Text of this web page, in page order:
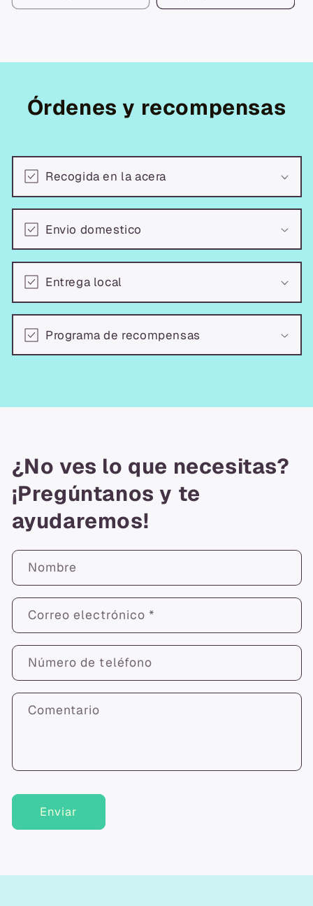
Órdenes y recompensas
Recogida en la acera
Envio domestico
Entrega local
Programa de recompensas
¿No ves lo que necesitas?
¡Pregúntanos y te
ayudaremos!
Nombre
Correo electrónico*
Número de teléfono
Comentario
Enviar